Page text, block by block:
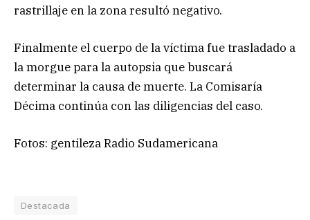
rastrillaje en la zona resultó negativo.
Finalmente el cuerpo de la víctima fue trasladado a
la morgue para la autopsia que buscará
determinar la causa de muerte. La Comisaría
Décima continúa con las diligencias del caso.
Fotos: gentileza Radio Sudamericana
Destacada